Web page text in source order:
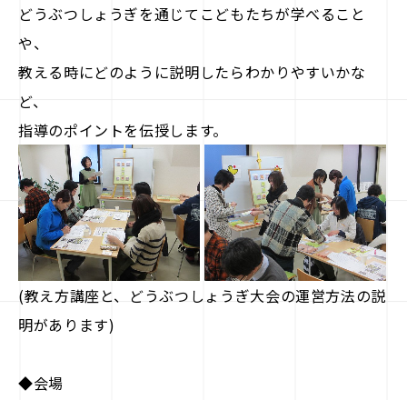
どうぶつしょうぎを通じてこどもたちが学べること
や、
教える時にどのように説明したらわかりやすいかな
ど、
指導のポイントを伝授します。
(教え方講座と、どうぶつしょうぎ大会の運営方法の説
明があります)
◆会場